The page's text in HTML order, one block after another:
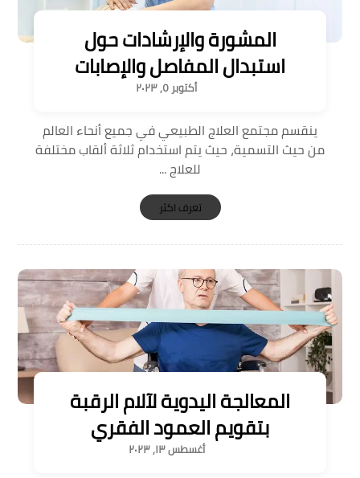
المشورة والإرشادات حول
استبدال المفاصل والإصابات
أكتوبر ٥, ٢٠٢٣
ينقسم مجتمع العلاج الطبيعي في جميع أنحاء العالم
من حيث التسمية، حيث يتم استخدام ثلاثة ألقاب مختلفة
للعلاج ...
تعرف اكثر
المعالجة اليدوية لآلام الرقبة
بتقويم العمود الفقري
أغسطس ١٣, ٢٠٢٣